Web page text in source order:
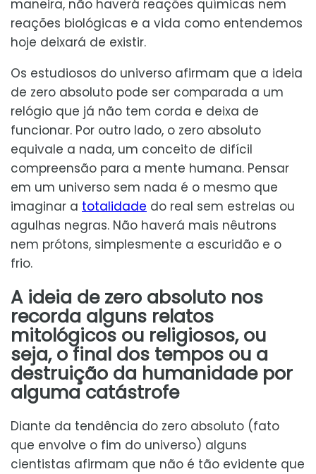
maneira, não haverá reações químicas nem
reações biológicas e a vida como entendemos
hoje deixará de existir.
Os estudiosos do universo afirmam que a ideia
de zero absoluto pode ser comparada a um
relógio que já não tem corda e deixa de
funcionar. Por outro lado, o zero absoluto
equivale a nada, um conceito de difícil
compreensão para a mente humana. Pensar
em um universo sem nada é o mesmo que
imaginar a totalidade do real sem estrelas ou
agulhas negras. Não haverá mais nêutrons
nem prótons, simplesmente a escuridão e o
frio.
A ideia de zero absoluto nos
recorda alguns relatos
mitológicos ou religiosos, ou
seja, o final dos tempos ou a
destruição da humanidade por
alguma catástrofe
Diante da tendência do zero absoluto (fato
que envolve o fim do universo) alguns
cientistas afirmam que não é tão evidente que